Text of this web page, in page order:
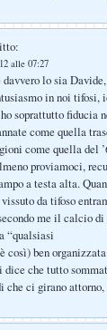
alle 07:27
lo sia
in noi tifosi,
soprattutto fiducia
come quella
come quella del
proviamoci,
a testa alta.
da tifoso
me il calcio di
“qualsiasi
così) ben
che tutto
che ci girano